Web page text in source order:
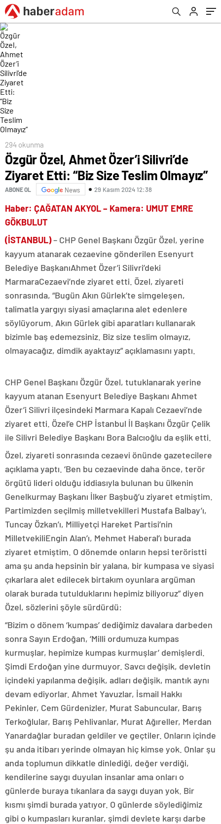
294 okunma
Özgür Özel, Ahmet Özer’i Silivri’de
Ziyaret Etti: “Biz Size Teslim Olmayız”
ABONE OL News 29 Kasım 2024 12:38
Haber: ÇAĞATAN AKYOL – Kamera: UMUT EMRE
GÖKBULUT
(İSTANBUL)– CHP Genel Başkanı Özgür Özel, yerine
kayyum atanarak cezaevine gönderilen Esenyurt
Belediye BaşkanıAhmet Özer’i Silivri’deki
MarmaraCezaevi’nde ziyaret etti. Özel, ziyareti
sonrasında, “Bugün Akın Gürlek’te simgeleşen,
talimatla yargıyı siyasi amaçlarına alet edenlere
söylüyorum. Akın Gürlek gibi aparatları kullanarak
bizimle baş edemezsiniz. Biz size teslim olmayız,
olmayacağız, dimdik ayaktayız” açıklamasını yaptı.
CHP Genel Başkanı Özgür Özel, tutuklanarak yerine
kayyum atanan Esenyurt Belediye Başkanı Ahmet
Özer’i Silivri ilçesindeki Marmara Kapalı Cezaevi’nde
ziyaret etti. Özel’e CHP İstanbul İl Başkanı Özgür Çelik
ile Silivri Belediye Başkanı Bora Balcıoğlu da eşlik etti.
Özel, ziyareti sonrasında cezaevi önünde gazetecilere
açıklama yaptı. ‘Ben bu cezaevinde daha önce, terör
örgütü lideri olduğu iddiasıyla bulunan bu ülkenin
Genelkurmay Başkanı İlker Başbuğ’u ziyaret etmiştim.
Partimizden seçilmiş milletvekilleri Mustafa Balbay’ı,
Tuncay Özkan’ı, Milliyetçi Hareket Partisi’nin
MilletvekiliEngin Alan’ı, Mehmet Haberal’ı burada
ziyaret etmiştim. O dönemde onların hepsi teröristti
ama şu anda hepsinin bir yalana, bir kumpasa ve siyasi
çıkarlara alet edilecek birtakım oyunlara argüman
olarak burada tutulduklarını hepimiz biliyoruz” diyen
Özel, sözlerini şöyle sürdürdü:
“Bizim o dönem ‘kumpas’ dediğimiz davalara darbeden
sonra Sayın Erdoğan, ‘Milli ordumuza kumpas
kurmuşlar, hepimize kumpas kurmuşlar’ demişlerdi.
Şimdi Erdoğan yine durmuyor. Savcı değişik, devletin
içindeki yapılanma değişik, adları değişik, mantık aynı
devam ediyorlar. Ahmet Yavuzlar, İsmail Hakkı
Pekinler, Cem Gürdenizler, Murat Sabuncular, Barış
Terkoğlular, Barış Pehlivanlar, Murat Ağıreller, Merdan
Yanardağlar buradan geldiler ve geçtiler. Onların içinde
şu anda itibarı yerinde olmayan hiç kimse yok. Onlar şu
anda toplumun dikkatle dinlediği, değer verdiği,
kendilerine saygı duyulan insanlar ama onları o
günlerde buraya tıkanlara da saygı duyan yok. Bir
kısmı şimdi burada yatıyor. O günlerde söylediğimiz
gibi o kumpasları kuranlar, şimdi devlete karşı darbe